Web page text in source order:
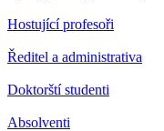
Hostující profesoři
Ředitel a administrativa
Doktorští studenti
Absolventi